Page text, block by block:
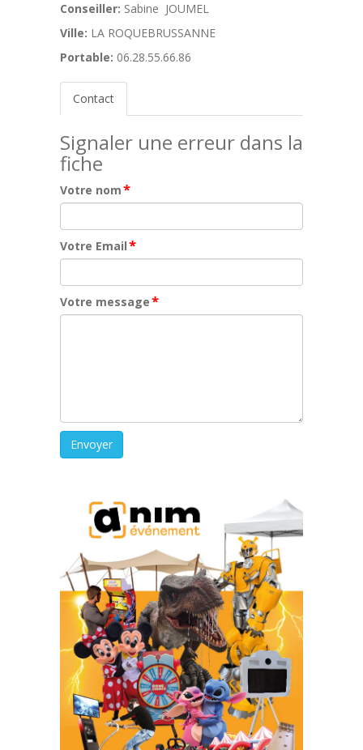
Conseiller: Sabine JOUMEL
Ville: LA ROQUEBRUSSANNE
Portable: 06.28.55.66.86
Contact
Signaler une erreur dans la
fiche
Votre nom*
Votre Email*
Votre message*